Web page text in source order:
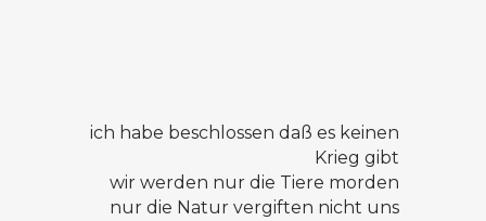
ich habe beschlossen daß es keinen
Krieg gibt
wir werden nur die Tiere morden
nur die Natur vergiften nicht uns